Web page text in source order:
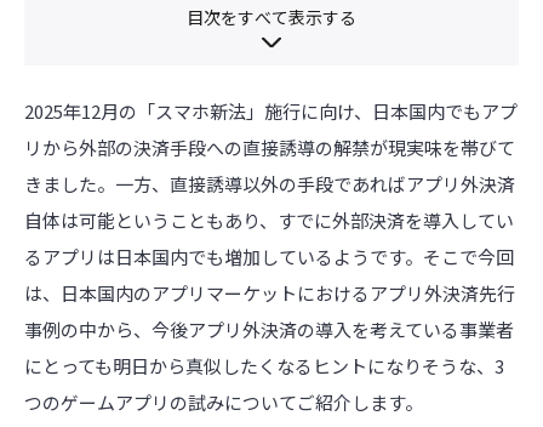
目次をすべて表示する
2025年12月の「スマホ新法」施行に向け、日本国内でもアプ
リから外部の決済手段への直接誘導の解禁が現実味を帯びて
きました。一方、直接誘導以外の手段であればアプリ外決済
自体は可能ということもあり、すでに外部決済を導入してい
るアプリは日本国内でも増加しているようです。そこで今回
は、日本国内のアプリマーケットにおけるアプリ外決済先行
事例の中から、今後アプリ外決済の導入を考えている事業者
にとっても明日から真似したくなるヒントになりそうな、3
つのゲームアプリの試みについてご紹介します。